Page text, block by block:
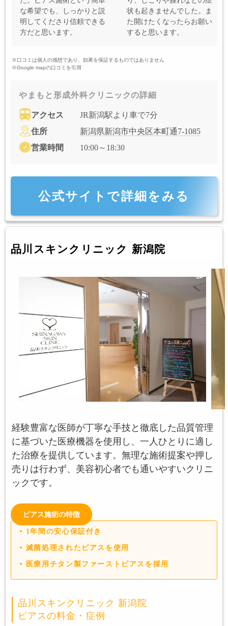
な希望でも、しっかりと説
明してくださり信頼できる
方だと思います。
状も起きませんでした。ま
た開けたくなったらお願い
すると思います。
※口コミは個人の感想であり、効果を保証するものではありません
※Google mapの口コミを引用
やまもと形成外科クリニックの詳細
アクセス
JR新潟駅より車で7分
住所
新潟県新潟市中央区本町通7-1085
営業時間
10:00～18:30
公式サイトで詳細をみる
品川スキンクリニック 新潟院
経験豊富な医師が丁寧な手技と徹底した品質管理
に基づいた医療機器を使用し、一人ひとりに適し
た治療を提供しています。無理な施術提案や押し
売りは行わず、美容初心者でも通いやすいクリニ
ックです。
ピアス施術の特徴
1年間の安心保証付き
滅菌処理されたピアスを使用
医療用チタン製ファーストピアスを採用
品川スキンクリニック 新潟院
ピアスの料金・症例